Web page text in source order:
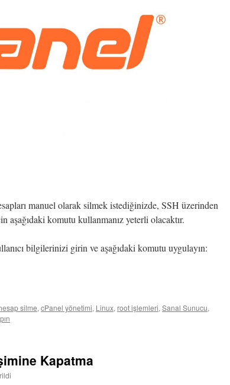
manuel olarak silmek istediğinizde, SSH üzerinden
aşağıdaki komutu kullanmanız yeterli olacaktır.
bilgilerinizi girin ve aşağıdaki komutu uygulayın:
silme, cPanel yönetimi, Linux, root işlemleri, Sanal Sunucu,
Kapatma